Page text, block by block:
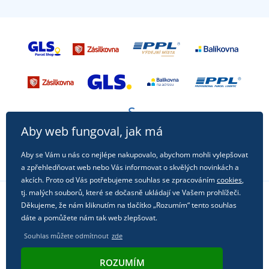
Sledujte nás na sociálních sítích
Aby web fungoval, jak má
Aby se Vám u nás co nejlépe nakupovalo, abychom mohli vylepšovat
a zpřehledňovat web nebo Vás informovat o skvělých novinkách a
akcích. Proto od Vás potřebujeme souhlas se zpracovánímcookies,
tj. malých souborů, které se dočasně ukládají ve Vašem prohlížeči.
Děkujeme, že nám kliknutím na tlačítko „Rozumím“ tento souhlas
dáte a pomůžete nám tak web zlepšovat.
Souhlas můžete odmítnout zde
ROZUMÍM